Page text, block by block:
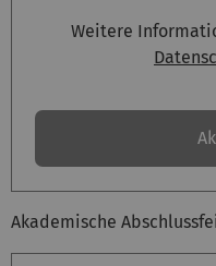
Weitere
Akademische